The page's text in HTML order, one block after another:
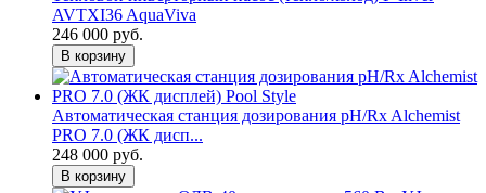
AVTXI36 AquaViva
246 000 руб.
В корзину
Автоматическая станция дозирования pH/Rx Alchemist
PRO 7.0 (ЖК дисп...
248 000 руб.
В корзину